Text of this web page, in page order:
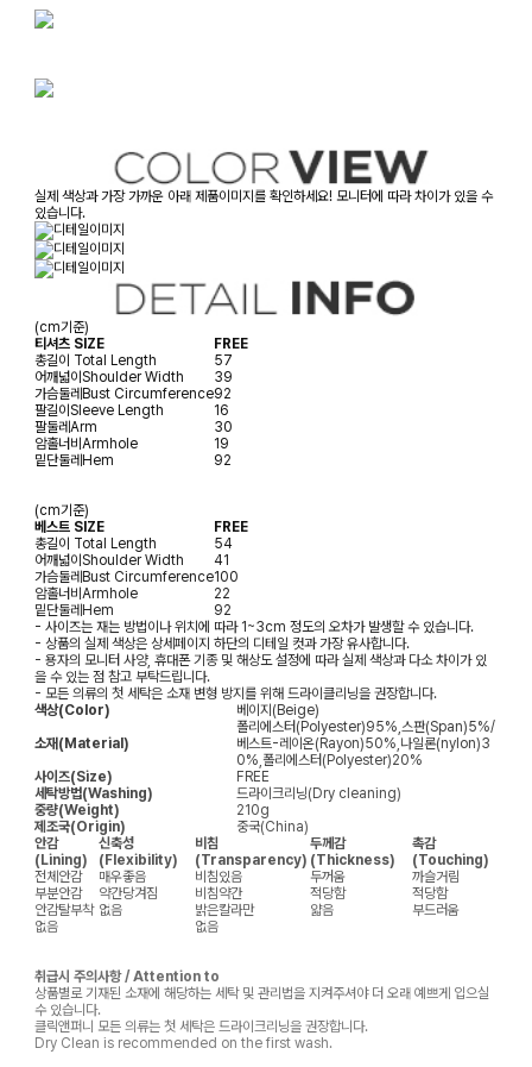
실제 색상과 가장 가까운 아래 제품이미지를 확인하세요! 모니터에 따라 차이가 있을 수
있습니다.
(cm기준)
티셔츠 SIZE
FREE
총길이 Total Length
57
어깨넓이Shoulder Width
39
가슴둘레Bust Circumference92
팔길이Sleeve Length
16
팔둘레Arm
30
암홀너비Armhole
19
밑단둘레Hem 92
(cm기준)
베스트 SIZE
FREE
총길이 Total Length
54
어깨넓이Shoulder Width
41
가슴둘레Bust Circumference100
암홀너비Armhole
22
밑단둘레Hem
92
- 사이즈는 재는 방법이나 위치에 따라 1~3cm 정도의 오차가 발생할 수 있습니다.
- 상품의 실제 색상은 상세페이지 하단의 디테일 컷과 가장 유사합니다.
- 용자의 모니터 사양, 휴대폰 기종 및 해상도 설정에 따라 실제 색상과 다소 차이가 있
을 수 있는 점 참고 부탁드립니다.
- 모든 의류의 첫 세탁은 소재 변형 방지를 위해 드라이클리닝을 권장합니다.
색상(Color)
베이지(Beige)
소재(Material)
폴리에스터(Polyester)95%,스판(Span)5%/
베스트-레이온(Rayon)50%,나일론(nylon)3
0%,폴리에스터(Polyester)20%
사이즈(Size)
FREE
세탁방법(Washing)
드라이크리닝(Dry cleaning)
중량(Weight)
210g
제조국(Origin)
중국(China)
안감
(Lining)
신축성
(Flexibility)
비침
(Transparency)
두께감
(Thickness)
촉감
(Touching)
전체안감
매우좋음 비침있음 두꺼움
까슬거림
부분안감
약간당겨짐 비침약간 적당함
적당함
안감탈부착 없음 밝은칼라만 얇음
부드러움
없음
없음
취급시 주의사항 / Attention to
상품별로 기재된 소재에 해당하는 세탁 및 관리법을 지켜주셔야 더 오래 예쁘게 입으실
수 있습니다.
클릭앤퍼니 모든 의류는 첫 세탁은 드라이크리닝을 권장합니다.
Dry Clean is recommended on the first wash.